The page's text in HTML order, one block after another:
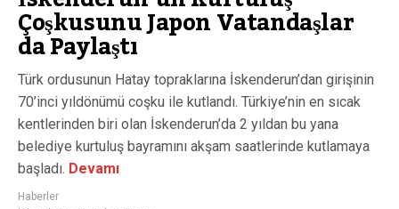
Çoşkusunu Japon Vatandaşlar
da Paylaştı
Türk ordusunun Hatay topraklarına İskenderun’dan girişinin
70’inci yıldönümü coşku ile kutlandı. Türkiye’nin en sıcak
kentlerinden biri olan İskenderun’da 2 yıldan bu yana
belediye kurtuluş bayramını akşam saatlerinde kutlamaya
başladı. Devamı
Haberler